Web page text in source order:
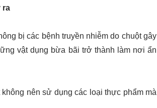
ra
bị các bệnh truyền nhiễm do chuột gây
vật dụng bừa bãi trở thành làm nơi ẩn
nên sử dụng các loại thực phẩm mà